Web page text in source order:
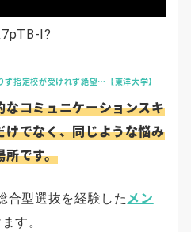
I?
ず指定校が受けれず絶望…【東洋大学】
コミュニケーションスキ
でなく、同じような悩み
所です。
合型選抜を経験したメン
す。